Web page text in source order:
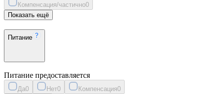
Компенсация/частично0
Показать ещё
Питание
Питание предоставляется
Да0 Нет0 Компенсация0